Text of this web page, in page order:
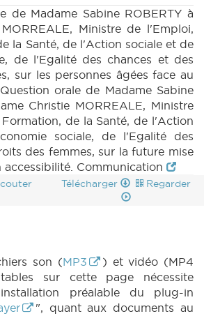
de Madame Sabine ROBERTY à
Ministre de l'Emploi,
la Santé, de l'Action sociale et de
de l'Egalité des chances et des
sur les personnes âgées face au
orale de Madame Sabine
Christie MORREALE, Ministre
de la Santé, de l'Action
sociale, de l'Egalité des
des femmes, sur la future mise
accessibilité. Communication
Télécharger Regarder
son (MP3
) et vidéo (MP4
sur cette page nécessite
préalable du plug-in
", quant aux documents au